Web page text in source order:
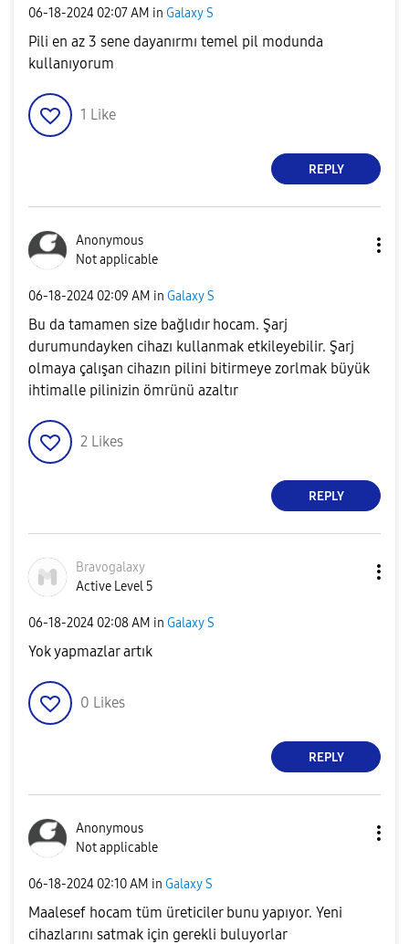
‎06-18-2024 02:07 AM in Galaxy S
Pili en az 3 sene dayanırmı temel pil modunda
kullanıyorum
1 Like
REPLY
Anonymous
Not applicable
‎06-18-2024 02:09 AM in Galaxy S
Bu da tamamen size bağlıdır hocam. Şarj
durumundayken cihazı kullanmak etkileyebilir. Şarj
olmaya çalışan cihazın pilini bitirmeye zorlmak büyük
ihtimalle pilinizin ömrünü azaltır
2 Likes
REPLY
Bravogalaxy
Active Level 5
‎06-18-2024 02:08 AM in Galaxy S
Yok yapmazlar artık
0 Likes
REPLY
Anonymous
Not applicable
‎06-18-2024 02:10 AM in Galaxy S
Maalesef hocam tüm üreticiler bunu yapıyor. Yeni
cihazlarını satmak için gerekli buluyorlar